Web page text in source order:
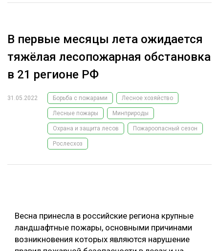
ЛЕСОЗАГОТОВКА
ОБРАБОТКА ДРЕВЕСИНЫ
ЦИФРОВАЯ СРЕДА
ПРОИЗВОДСТВО ДРЕВЕСНЫХ ПЛИТ
ЦБП
ЭКСПЕРТНОЕ МНЕНИЕ
В первые месяцы лета ожидается
тяжёлая лесопожарная обстановка
в 21 регионе РФ
31.05.2022 Борьба с пожарами Лесное хозяйство
Лесные пожары Минприроды
Охрана и защита лесов Пожароопасный сезон
Рослесхоз
Весна принесла в российские региона крупные
ландшафтные пожары, основными причинами
возникновения которых являются нарушение